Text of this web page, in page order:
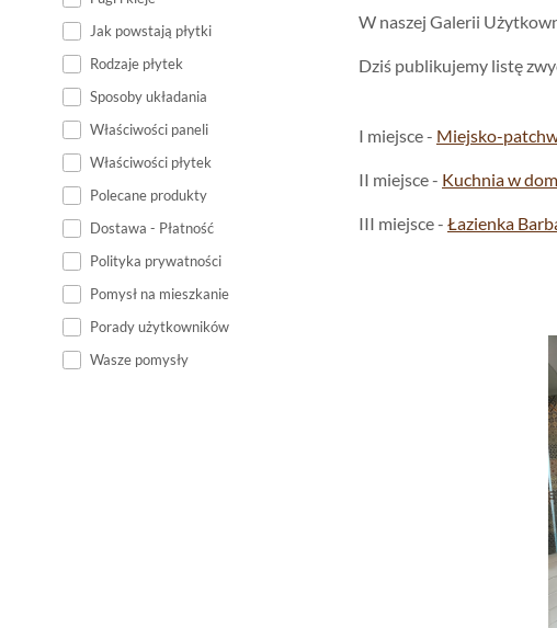
Jak powstają płytki
Rodzaje płytek
Sposoby układania
Właściwości paneli
Właściwości płytek
Polecane produkty
Dostawa - Płatność
Polityka prywatności
Pomysł na mieszkanie
Porady użytkowników
Wasze pomysły
W naszej Galerii
Dziś publikujemy listę
I miejsce - Miejsko-
II miejsce - Kuchnia w
III miejsce - Łazienka